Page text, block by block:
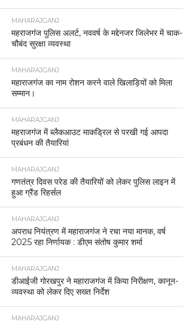
MAHARAJGANJ
महराजगंज पुलिस अलर्ट, नववर्ष के मद्देनजर जिलेभर में चाक-
चौबंद सुरक्षा व्यवस्था
MAHARAJGANJ
महाराजगंज का नाम रोशन करने वाले खिलाड़ियों को मिला
सम्मान।
MAHARAJGANJ
महराजगंज में ब्लैकआउट माकड्रिल से परखी गई आपदा
प्रबंधन की तैयारियां
MAHARAJGANJ
गणतंत्र दिवस परेड की तैयारियों को लेकर पुलिस लाइन में
हुआ ग्रैंड रिहर्सल
MAHARAJGANJ
अपराध नियंत्रण में महाराजगंज ने रचा नया मानक, वर्ष
2025 रहा निर्णायक : डीएम संतोष कुमार शर्मा
MAHARAJGANJ
डीआईजी गोरखपुर ने महाराजगंज में किया निरीक्षण, कानून-
व्यवस्था को लेकर दिए सख्त निर्देश
MAHARAJGANJ